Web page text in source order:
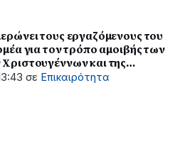
τους εργαζόμενους του
για τον τρόπο αμοιβής των
και της
σε Επικαιρότητα